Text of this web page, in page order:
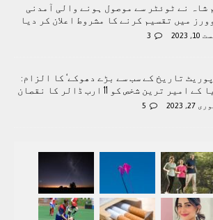
شاہ نے ٹوئٹر سے موصول ہونے والی آمدنی
میں تقسیم کرنے کا مشروط اعلان کر دیا
2023
3
تاریخ کے سب سے بڑے دھوکے‘ کا الزام:
امیر ترین شخص کو 11 ارب ڈالر کا نقصان
27, 2023
5